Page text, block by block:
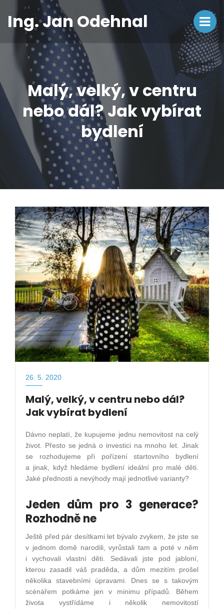
Ing. Jan Odehnal
Malý, velký, v centru
nebo dál? Jak vybírat
bydlení
26. 5. 2020
Malý, velký, v centru nebo dál?
Jak vybírat bydlení
Dávno neplatí, že kupujeme jednu nemovitost na celý
život. Přesto se jedná o investici na mnoho let. Jinak
se rozhodujeme při pořízení startovního bydlení
a jinak, když hledáme bydlení ideální pro malé děti.
Jaké přednosti a nevýhody mají jednotlivé varianty?
Jeden dům pro 3 generace?
Rozhodně ne
Ještě před pár desítkami let bývalo zvykem, že jste se
v jednom domě narodili, vyrůstali tam a poté v něm
i vychovali vlastní děti. Sedávali jste pod jabloní,
kterou zasadil váš praděda, a dům mezitím prošel
několika stavebními úpravami. Dnes se s takovým
scénářem potkáme jen v minimu případů. Během
života vystřídáme i několik nemovitostí